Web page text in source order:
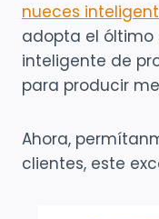
nueces
adopta el óltimo
inteligente de
para producir
Ahora,
clientes, este